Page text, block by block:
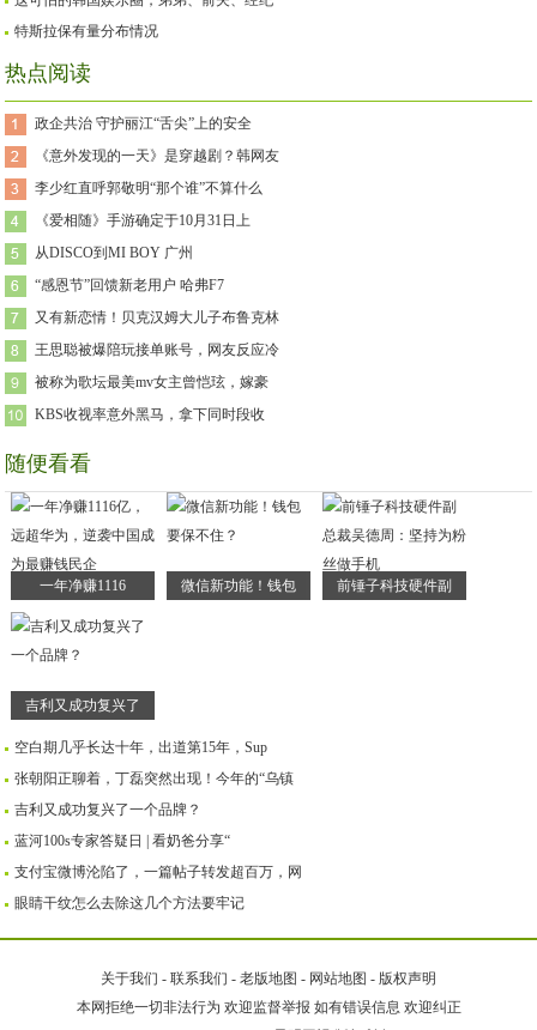
特斯拉保有量分布情况
热点阅读
政企共治 守护丽江“舌尖”上的安全
《意外发现的一天》是穿越剧？韩网友
李少红直呼郭敬明“那个谁”不算什么
《爱相随》手游确定于10月31日上
​从DISCO到MI BOY 广州
“感恩节”回馈新老用户 哈弗F7
又有新恋情！贝克汉姆大儿子布鲁克林
王思聪被爆陪玩接单账号，网友反应冷
被称为歌坛最美mv女主曾恺玹，嫁豪
KBS收视率意外黑马，拿下同时段收
随便看看
一年净赚1116 微信新功能！钱包 前锤子科技硬件副
吉利又成功复兴了
空白期几乎长达十年，出道第15年，Sup
张朝阳正聊着，丁磊突然出现！今年的“乌镇
吉利又成功复兴了一个品牌？
蓝河100s专家答疑日 | 看奶爸分享“
支付宝微博沦陷了，一篇帖子转发超百万，网
眼睛干纹怎么去除这几个方法要牢记
关于我们 - 联系我们 - 老版地图 - 网站地图 - 版权声明
本网拒绝一切非法行为 欢迎监督举报 如有错误信息 欢迎纠正